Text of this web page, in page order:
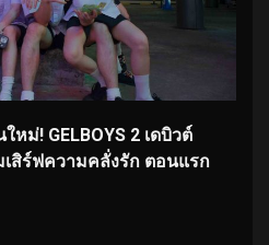
หม่! GELBOYS 2 เดบิวต์
สิร์ฟความคลั่งรัก ตอนแรก